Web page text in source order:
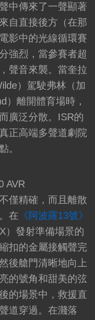
中傳來了一聲顯著
自直接後方（在那
影中的光線循環賽
強烈，當參賽者超
聲音來襲。當奎拉
）駕駛弗林（加
）離開體育場時，
廣泛分散。ISR的
正高端多聲道劇院
。
AVR
僅精確，而且離散
在 《阿波羅13號》
）發射準備場景的
扣的金屬接觸聲完
後艙門清晰地向上
的號角和甜美的弦
的場景中，救援直
道穿過。在濺落